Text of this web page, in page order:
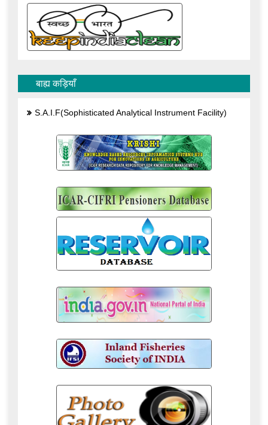
बाह्य कड़ियाँ
S.A.I.F(Sophisticated Analytical Instrument Facility)